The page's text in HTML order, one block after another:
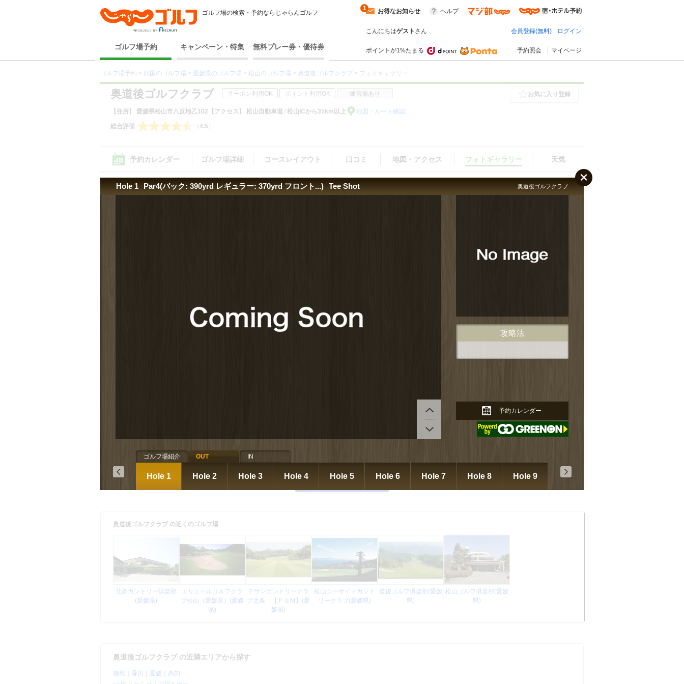
ゴルフ場の検索・予約ならじゃらんゴルフ
ゴルフ場予約 キャンペーン・特集 無料プレー券・優待券
お得なお知らせ
1 ヘルプ
こんにちはゲスト さん 会員登録(無料) ログイン
ポイントが1%たまる 予約照会 マイページ
ゴルフ場予約 > 四国のゴルフ場 > 愛媛県のゴルフ場 > 松山のゴルフ場 > 奥道後ゴルフクラブ > フォトギャラリー
奥道後ゴルフクラブ クーポン利用OK ポイント利用OK 練習場あり お気に入り登録
【住所】 愛媛県松山市八反地乙102 【アクセス】 松山自動車道 ⁄ 松山ICから31km以上 地図・ルート確認
総合評価 （4.5 ）
予約カレンダー ゴルフ場詳細 コースレイアウト 口コミ 地図・アクセス フォトギャラリー 天気
コース（1） ｜設備サービス（4）
Hole 1 Par4(バック: 390yrd レギュラー: 370yrd フロント...) Tee Shot 奥道後ゴルフクラブ
攻略法
予約カレンダー
ゴルフ場紹介 OUT IN
Hole 1 Hole 2 Hole 3 Hole 4 Hole 5 Hole 6 Hole 7 Hole 8 Hole 9
ページの先頭に戻る↑
奥道後ゴルフクラブ の近くのゴルフ場
北条カントリー倶楽部
(愛媛県)
エリエールゴルフクラ
ブ松山（愛媛県）(愛媛
県)
チサンカントリークラ
ブ北条 【ＰＧＭ】(愛
媛県)
松山シーサイドカント
リークラブ(愛媛県)
道後ゴルフ倶楽部(愛媛
県)
松山ゴルフ倶楽部(愛媛
県)
奥道後ゴルフクラブ の近隣エリアから探す
徳島 香川 愛媛
高知